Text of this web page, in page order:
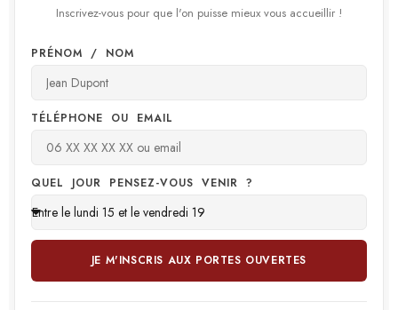
Inscrivez-vous pour que l'on puisse mieux vous accueillir !
PRÉNOM / NOM
TÉLÉPHONE OU EMAIL
QUEL JOUR PENSEZ-VOUS VENIR ?
JE M'INSCRIS AUX PORTES OUVERTES